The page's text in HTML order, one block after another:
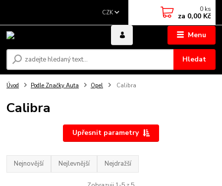
Menu
CZK
Hledat
0 ks
za 0,00 Kč
Úvod Podle Značky Auta Opel Calibra
Calibra
Upřesnit parametry
Nejnovější Nejlevnější Nejdražší